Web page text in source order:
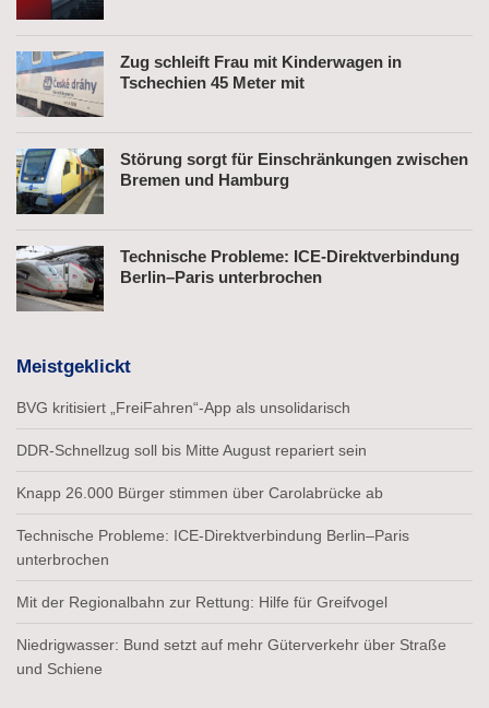
Zug schleift Frau mit Kinderwagen in
Tschechien 45 Meter mit
Störung sorgt für Einschränkungen zwischen
Bremen und Hamburg
Technische Probleme: ICE-Direktverbindung
Berlin–Paris unterbrochen
Meistgeklickt
BVG kritisiert „FreiFahren“-App als unsolidarisch
DDR-Schnellzug soll bis Mitte August repariert sein
Knapp 26.000 Bürger stimmen über Carolabrücke ab
Technische Probleme: ICE-Direktverbindung Berlin–Paris
unterbrochen
Mit der Regionalbahn zur Rettung: Hilfe für Greifvogel
Niedrigwasser: Bund setzt auf mehr Güterverkehr über Straße
und Schiene